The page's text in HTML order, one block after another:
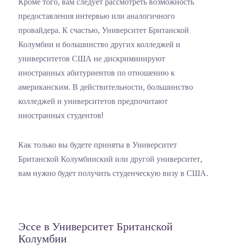
Кроме того, вам следует рассмотреть возможность
предоставления интервью или аналогичного
провайдера. К счастью, Университет Британской
Колумбии и большинство других колледжей и
университетов США не дискриминируют
иностранных абитуриентов по отношению к
американским. В действительности, большинство
колледжей и университетов предпочитают
иностранных студентов!
Как только вы будете приняты в Университет
Британской Колумбииский или другой университет,
вам нужно будет получить студенческую визу в США.
Эссе в Университет Британской
Колумбии